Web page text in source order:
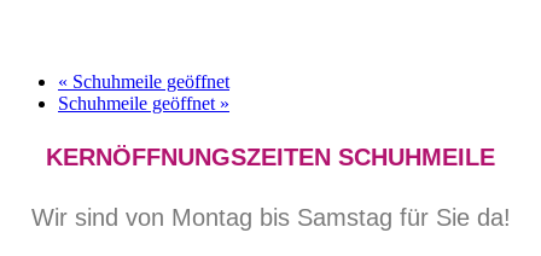
« Schuhmeile geöffnet
Schuhmeile geöffnet »
KERNÖFFNUNGSZEITEN SCHUHMEILE
Wir sind von Montag bis Samstag für Sie da!